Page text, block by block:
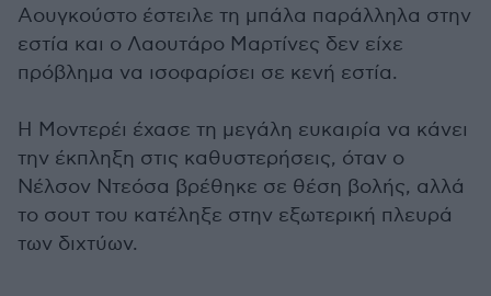
Αουγκούστο έστειλε τη μπάλα παράλληλα στην
εστία και ο Λαουτάρο Μαρτίνες δεν είχε
πρόβλημα να ισοφαρίσει σε κενή εστία.
Η Μοντερέι έχασε τη μεγάλη ευκαιρία να κάνει
την έκπληξη στις καθυστερήσεις, όταν ο
Νέλσον Ντεόσα βρέθηκε σε θέση βολής, αλλά
το σουτ του κατέληξε στην εξωτερική πλευρά
των διχτύων.